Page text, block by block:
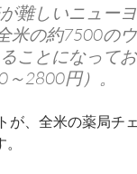
難しいニュー
米の約7500の
ことになって
2800円）。
が、全米の薬局チ